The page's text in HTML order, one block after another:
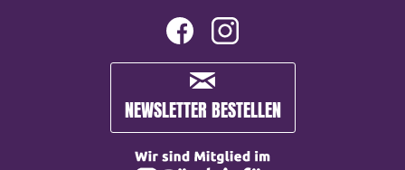
NEWSLETTER BESTELLEN